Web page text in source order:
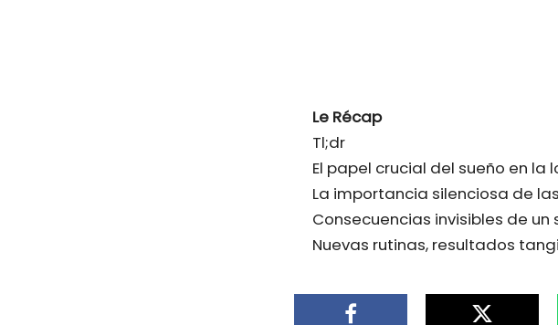
Le Récap
Tl;dr
El papel crucial del sueño en la
La importancia silenciosa de
Consecuencias invisibles de un
Nuevas rutinas, resultados